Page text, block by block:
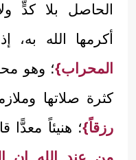
الحاصل بلا كدٍّ
أكرمها الله به، إذ
المحراب}؛ وهو
كثرة صلاتها
رزقاً}؛ هنيئاً معدًّا